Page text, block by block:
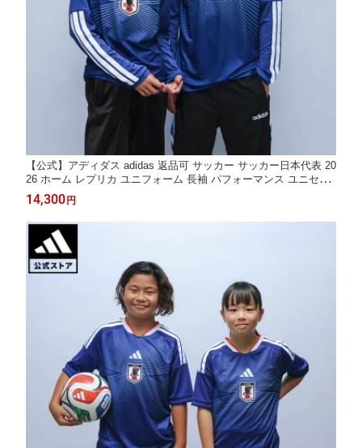
【公式】アディダス adidas 返品可 サッカー サッカー日本代表 20
26 ホーム レプリカ ユニフォーム 長袖 パフォーマンス ユニセッ
クス ウェア・服 ユニフォーム 青 ブルー JZ9680
14,300円